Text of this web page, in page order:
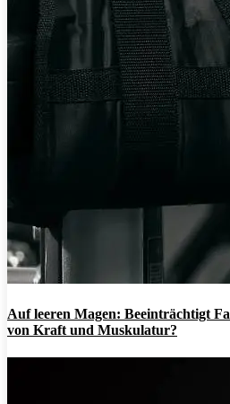
Auf leeren Magen: Beeinträchtigt
von Kraft und Muskulatur?